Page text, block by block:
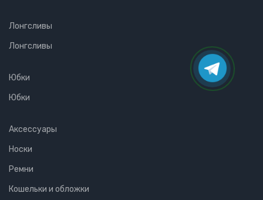
Лонгсливы
Лонгсливы
Юбки
Юбки
Аксессуары
Носки
Ремни
Кошельки и обложки